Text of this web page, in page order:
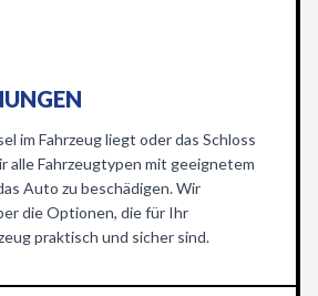
im Fahrzeug liegt oder das Schloss
alle Fahrzeugtypen mit geeignetem
Auto zu beschädigen. Wir
die Optionen, die für Ihr
praktisch und sicher sind.